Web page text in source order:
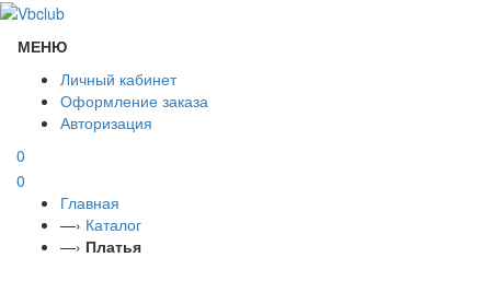
МЕНЮ
Личный кабинет
Оформление заказа
Авторизация
0
0
Главная
—› Каталог
—› Платья